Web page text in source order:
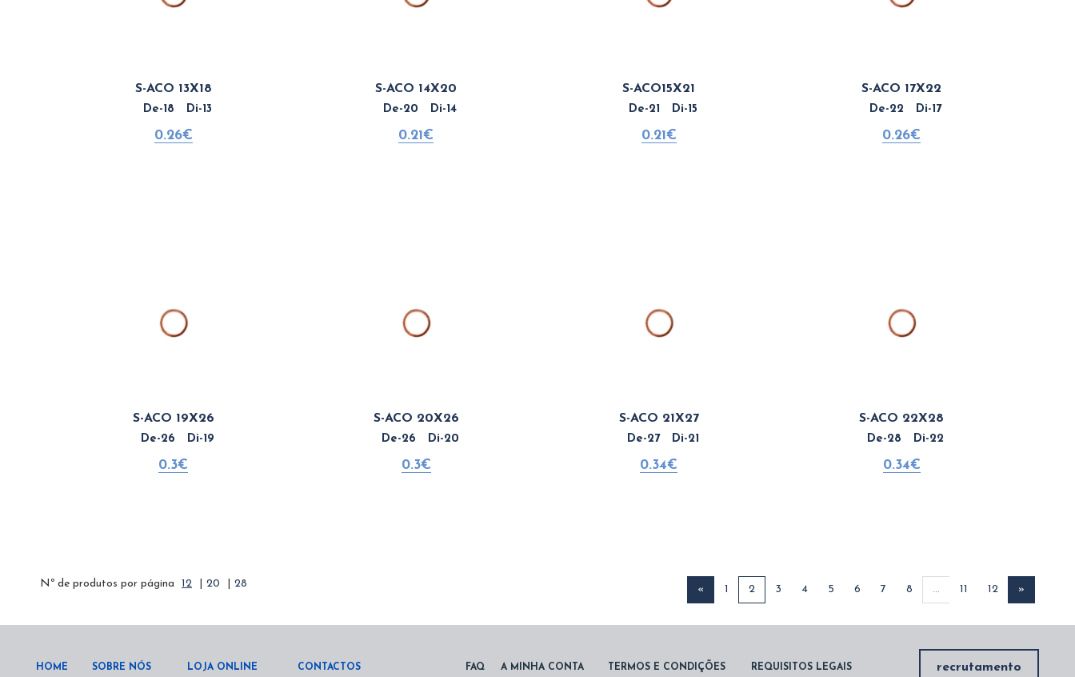
S-ACO 13X18
De-18 Di-13
0.26€
S-ACO 14X20
De-20 Di-14
0.21€
S-ACO15X21
De-21 Di-15
0.21€
S-ACO 17X22
De-22 Di-17
0.26€
S-ACO 19X26
De-26 Di-19
0.3€
S-ACO 20X26
De-26 Di-20
0.3€
S-ACO 21X27
De-27 Di-21
0.34€
S-ACO 22X28
De-28 Di-22
0.34€
Nº de produtos por página 12 20 28 « 1 2 3 4 5 6 7 8 ... 11 12 »
HOME SOBRE NÓS LOJA ONLINE CONTACTOS FAQ A MINHA CONTA TERMOS E CONDIÇÕES REQUISITOS LEGAIS recrutamento